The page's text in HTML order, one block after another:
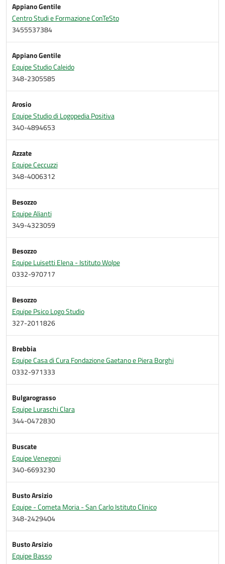
Appiano Gentile
Centro Studi e Formazione ConTeSto
3455537384
Appiano Gentile
Equipe Studio Caleido
348-2305585
Arosio
Equipe Studio di Logopedia Positiva
340-4894653
Azzate
Equipe Ceccuzzi
348-4006312
Besozzo
Equipe Alianti
349-4323059
Besozzo
Equipe Luisetti Elena - Istituto Wolpe
0332-970717
Besozzo
Equipe Psico Logo Studio
327-2011826
Brebbia
Equipe Casa di Cura Fondazione Gaetano e Piera Borghi
0332-971333
Bulgarograsso
Equipe Luraschi Clara
344-0472830
Buscate
Equipe Venegoni
340-6693230
Busto Arsizio
Equipe - Cometa Moria - San Carlo Istituto Clinico
348-2429404
Busto Arsizio
Equipe Basso